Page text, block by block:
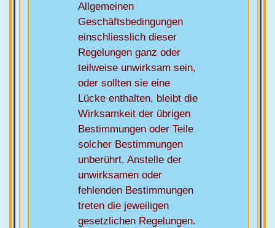
Allgemeinen
Geschäftsbedingungen
einschliesslich dieser
Regelungen ganz oder
teilweise unwirksam sein,
oder sollten sie eine
Lücke enthalten, bleibt die
Wirksamkeit der übrigen
Bestimmungen oder Teile
solcher Bestimmungen
unberührt. Anstelle der
unwirksamen oder
fehlenden Bestimmungen
treten die jeweiligen
gesetzlichen Regelungen.